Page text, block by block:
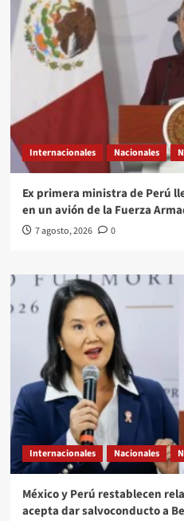
Internacionales Nacionales
Ex primera ministra de Perú
en un avión de la Fuerza
7 agosto, 2026 0
Internacionales Nacionales
México y Perú restablecen
acepta dar salvoconducto a